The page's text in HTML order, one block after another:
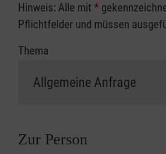
Hinweis: Alle mit *
Pflichtfelder und müssen
Thema
Zur Person